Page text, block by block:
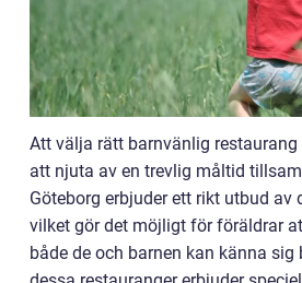
Att välja rätt barnvänlig
att njuta av en trevlig måltid
Göteborg erbjuder ett rikt utbud av
vilket gör det möjligt för föräldrar
både de och barnen kan känna